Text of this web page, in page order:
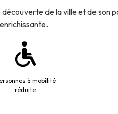
découverte de la ville et de son
à mobilité
réduite